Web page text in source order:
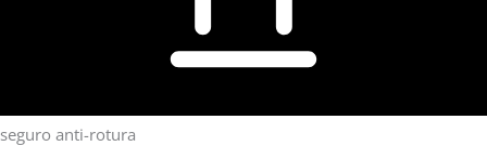
seguro anti-rotura